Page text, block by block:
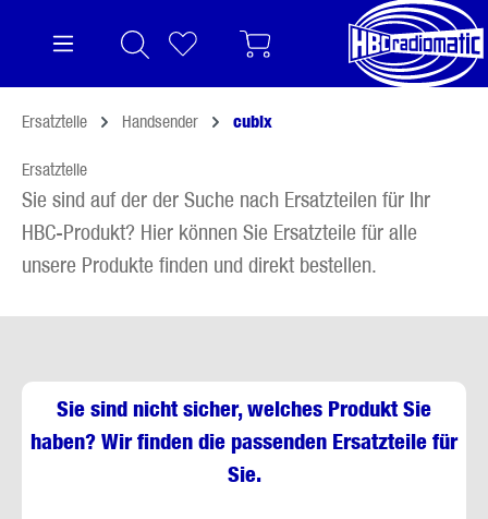
Ersatzteile Handsender cubix
Ersatzteile
Sie sind auf der der Suche nach Ersatzteilen für Ihr
HBC-Produkt? Hier können Sie Ersatzteile für alle
unsere Produkte finden und direkt bestellen.
Sie sind nicht sicher, welches Produkt Sie
haben? Wir finden die passenden Ersatzteile für
Sie.